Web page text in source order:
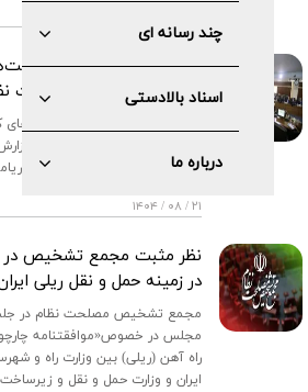
چند رسانه ای
اسناد بالادستی
درباره ما
بررسی گزارش اجرای
در مجمع تشخیص مصلحت
در دومین سالگرد ابلاغ
مجمع تشخیص مصلحت نظام
اجرای سیاست‌های کلی توسعه
۲۱ / ۰۸ / ۱۴۰۴
نظر مثبت مجمع تشخیص
در زمینه حمل و نقل ریلی
مجمع تشخیص مصلحت نظام در
مجلس در خصوص«موافقتنامه
راه آهن (ریلی) بین وزارت راه و
ایران و وزارت حمل و نقل و